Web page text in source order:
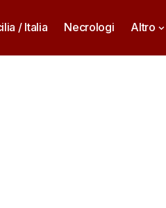
/ Italia Necrologi Altro